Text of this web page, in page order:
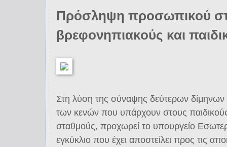
Πρόσληψη προσωπικού
βρεφονηπιακούς και
Στη λύση της σύναψης δεύτερων
των κενών που υπάρχουν στους
σταθμούς, προχωρεί το υπουργείο
εγκύκλιο που έχει αποστείλει προς τις